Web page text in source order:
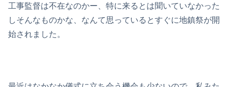
工事監督は不在なのかー、特に来るとは聞いていなかった
しそんなものかな、なんて思っているとすぐに地鎮祭が開
始されました。